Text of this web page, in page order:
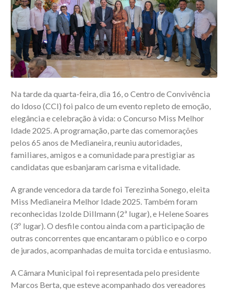
Na tarde da quarta-feira, dia 16, o Centro de Convivência
do Idoso (CCI) foi palco de um evento repleto de emoção,
elegância e celebração à vida: o Concurso Miss Melhor
Idade 2025. A programação, parte das comemorações
pelos 65 anos de Medianeira, reuniu autoridades,
familiares, amigos e a comunidade para prestigiar as
candidatas que esbanjaram carisma e vitalidade.
A grande vencedora da tarde foi Terezinha Sonego, eleita
Miss Medianeira Melhor Idade 2025. Também foram
reconhecidas Izolde Dillmann (2ª lugar), e Helene Soares
(3º lugar). O desfile contou ainda com a participação de
outras concorrentes que encantaram o público e o corpo
de jurados, acompanhadas de muita torcida e entusiasmo.
A Câmara Municipal foi representada pelo presidente
Marcos Berta, que esteve acompanhado dos vereadores